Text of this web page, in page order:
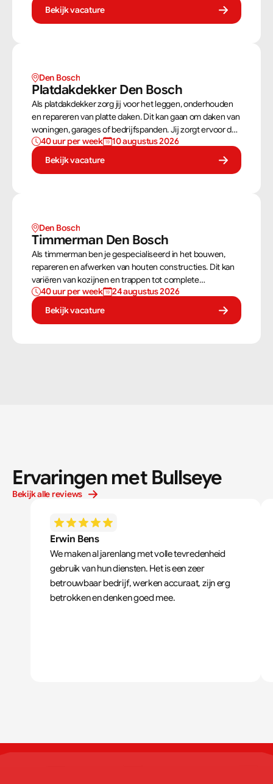
bouwtekeningen zorg jij ervoor dat een constructie
zowel stevig als netjes is afgewerkt.
Bekijk vacature
Den Bosch
Platdakdekker Den Bosch
Als platdakdekker zorg jij voor het leggen, onderhouden
en repareren van platte daken. Dit kan gaan om daken van
woningen, garages of bedrijfspanden. Jij zorgt ervoor dat
deze daken tegen alle weersomstandigheden kunnen,
zoals regen, sneeuw en wind.
40 uur per week
10 augustus 2026
Bekijk vacature
Den Bosch
Timmerman Den Bosch
Als timmerman ben je gespecialiseerd in het bouwen,
repareren en afwerken van houten constructies. Dit kan
variëren van kozijnen en trappen tot complete
dakconstructies en gevels. Aan de hand van
bouwtekeningen zorg jij ervoor dat een constructie
zowel stevig als netjes is afgewerkt.
40 uur per week
24 augustus 2026
Bekijk vacature
Ervaringen met Bullseye
Bekijk alle reviews
Erwin Bens
We maken al jarenlang met volle tevredenheid
gebruik van hun diensten. Het is een zeer
betrouwbaar bedrijf, werken accuraat, zijn erg
betrokken en denken goed mee.